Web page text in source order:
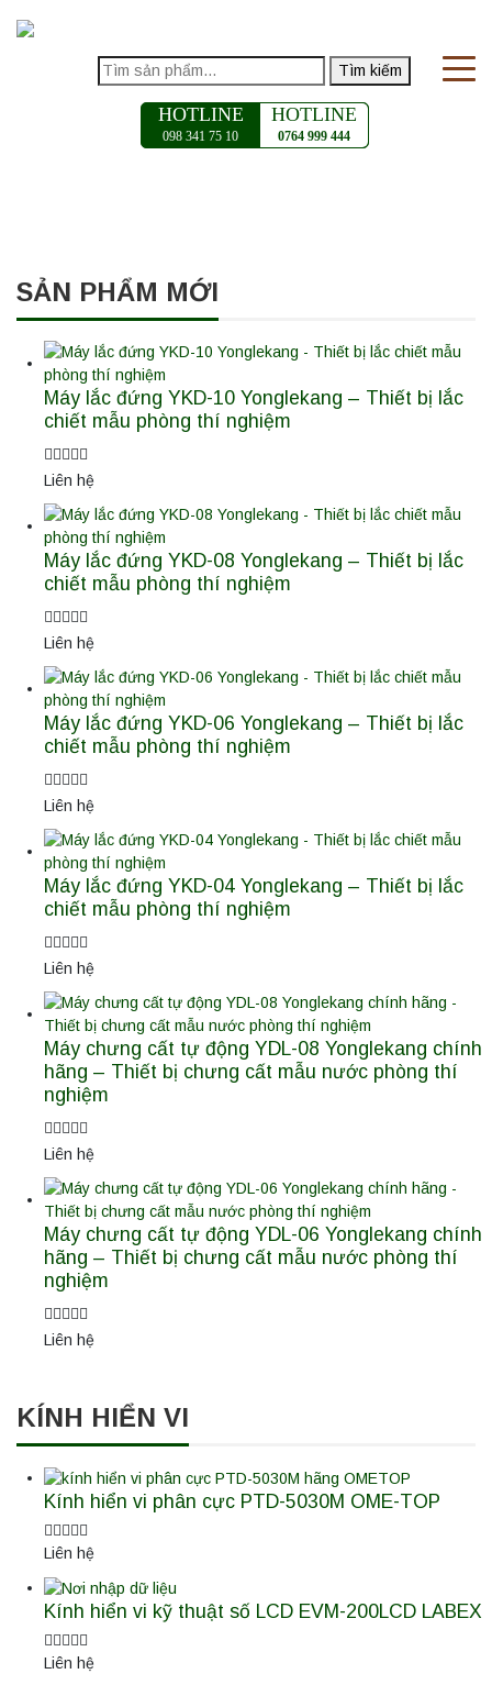
Tìm kiếm
HOTLINE
098 341 75 10
HOTLINE
0764 999 444
SẢN PHẨM MỚI
Máy lắc đứng YKD-10 Yonglekang – Thiết bị lắc
chiết mẫu phòng thí nghiệm
Liên hệ
Máy lắc đứng YKD-08 Yonglekang – Thiết bị lắc
chiết mẫu phòng thí nghiệm
Liên hệ
Máy lắc đứng YKD-06 Yonglekang – Thiết bị lắc
chiết mẫu phòng thí nghiệm
Liên hệ
Máy lắc đứng YKD-04 Yonglekang – Thiết bị lắc
chiết mẫu phòng thí nghiệm
Liên hệ
Máy chưng cất tự động YDL-08 Yonglekang chính
hãng – Thiết bị chưng cất mẫu nước phòng thí
nghiệm
Liên hệ
Máy chưng cất tự động YDL-06 Yonglekang chính
hãng – Thiết bị chưng cất mẫu nước phòng thí
nghiệm
Liên hệ
KÍNH HIỂN VI
Kính hiển vi phân cực PTD-5030M OME-TOP
Liên hệ
Kính hiển vi kỹ thuật số LCD EVM-200LCD LABEX
Liên hệ